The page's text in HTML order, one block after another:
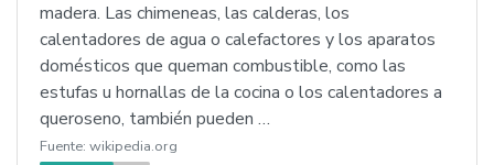
madera. Las chimeneas, las calderas, los
calentadores de agua o calefactores y los aparatos
domésticos que queman combustible, como las
estufas u hornallas de la cocina o los calentadores a
queroseno, también pueden …
Fuente: wikipedia.org